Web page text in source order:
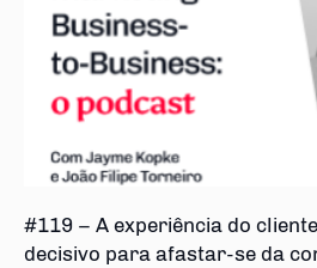
#119 – A experiência do
decisivo para afastar-se da